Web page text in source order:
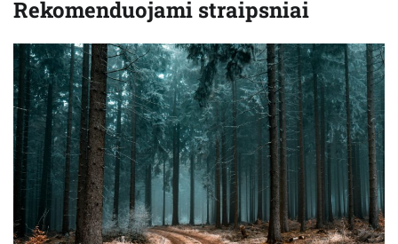
Rekomenduojami straipsniai